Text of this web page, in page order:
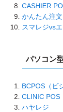
CASHIER
かんたん注文
スマレジvs
パソコン
BCPOS（ビ
CLINIC POS
ハヤレジ